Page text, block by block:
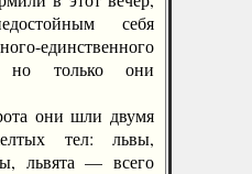
себя
единственного
но только они
они шли двумя
тел: львы,
львята — всего